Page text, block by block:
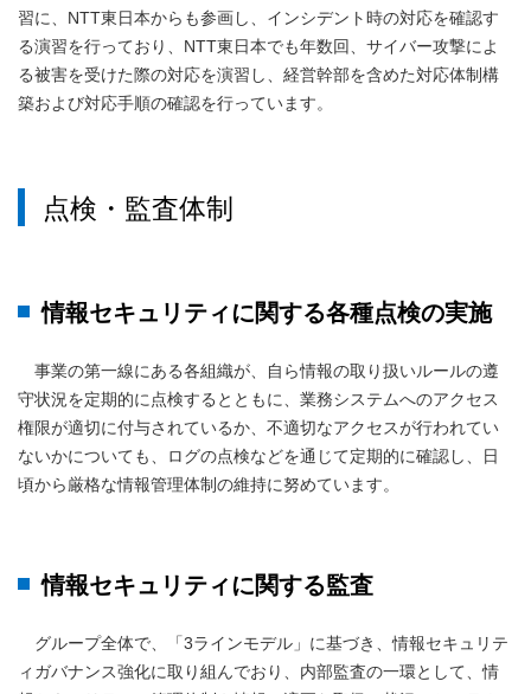
習に、NTT東日本からも参画し、インシデント時の対応を確認す
る演習を行っており、NTT東日本でも年数回、サイバー攻撃によ
る被害を受けた際の対応を演習し、経営幹部を含めた対応体制構
築および対応手順の確認を行っています。
点検・監査体制
情報セキュリティに関する各種点検の実施
事業の第一線にある各組織が、自ら情報の取り扱いルールの遵
守状況を定期的に点検するとともに、業務システムへのアクセス
権限が適切に付与されているか、不適切なアクセスが行われてい
ないかについても、ログの点検などを通じて定期的に確認し、日
頃から厳格な情報管理体制の維持に努めています。
情報セキュリティに関する監査
グループ全体で、「3ラインモデル」に基づき、情報セキュリテ
ィガバナンス強化に取り組んでおり、内部監査の一環として、情